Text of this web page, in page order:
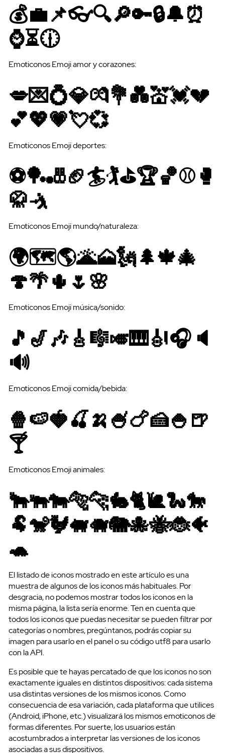
Precios
💰💼📌👓🔍🔎🔑🔒🔔⏰
⌚⏳🕧
Emoticonos Emoji amor y corazones:
💋💌💍💎💏💐💑💒💓💔
💕💖💗💘💞
Emoticonos Emoji deportes:
⚽🏓🎳🏈🏄🏌⛳🏆🏀⚾🥊
🥋🤺
Emoticonos Emoji mundo/naturaleza:
🌍🗺🌎🌋🗻🗽🌲🍁🎄
🍄🌴🌵🌷🌸
Emoticonos Emoji música/sonido:
🎵🎷🎶🎸🎼🎺🎹🎻🎧🔈
🔊
Emoticonos Emoji comida/bebida:
🍿🍉🍓🍒🍌🍧🍗🍰🍚🍺
🍸
Emoticonos Emoji animales:
🐂🐃🐄🐅🐆🐇🐈🐌🐍🐎
🐏🐒🐓🐖🐗🐘🐙🐝🐞🐠
🐢
El listado de iconos mostrado en este artículo es una
muestra de algunos de los iconos más habituales. Por
desgracia, no podemos mostrar todos los iconos en la
misma página, la lista sería enorme. Ten en cuenta que
todos los iconos que puedas necesitar se pueden filtrar por
categorías o nombres, pregúntanos, podrás copiar su
imagen para usarlo en el panel o su código utf8 para usarlo
con la API.
Es posible que te hayas percatado de que los iconos no son
exactamente iguales en distintos dispositivos: cada sistema
usa distintas versiones de los mismos iconos. Como
consecuencia de esa variación, cada plataforma que utilices
(Android, iPhone, etc.) visualizará los mismos emoticonos de
formas diferentes. Por suerte, los usuarios están
acostumbrados a interpretar las versiones de los iconos
asociadas a sus dispositivos.